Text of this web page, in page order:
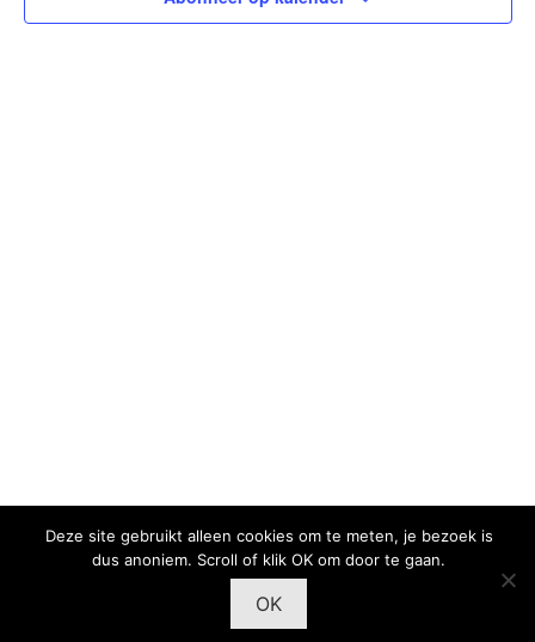
Deze site gebruikt alleen cookies om te meten, je bezoek is
dus anoniem. Scroll of klik OK om door te gaan.
OK